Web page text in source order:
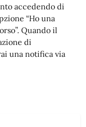
accedendo di
“Ho una
Quando il
di
una notifica via